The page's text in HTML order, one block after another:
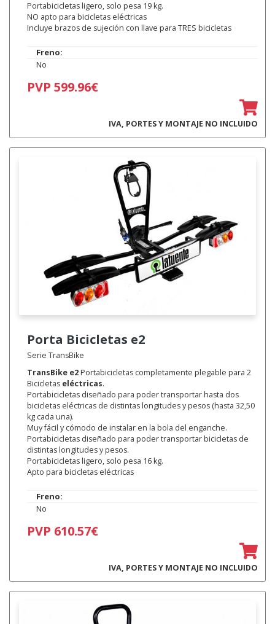
Portabicicletas ligero, solo pesa 19 kg.
NO apto para bicicletas eléctricas
Incluye brazos de sujeción con llave para TRES bicicletas
Freno:
No
PVP 599.96€
IVA, PORTES Y MONTAJE NO INCLUIDO
Porta Bicicletas e2
Serie TransBike
TransBike e2Portabicicletas completamente plegable para 2
Bicicletas eléctricas.
Portabicicletas diseñado para poder transportar hasta dos
bicicletas eléctricas de distintas longitudes y pesos (hasta 32,50
kg cada una).
Muy fácil y cómodo de instalar en la bola del enganche.
Portabicicletas diseñado para poder transportar bicicletas de
distintas longitudes y pesos.
Portabicicletas ligero, solo pesa 16 kg.
Apto para bicicletas eléctricas
Freno:
No
PVP 610.57€
IVA, PORTES Y MONTAJE NO INCLUIDO